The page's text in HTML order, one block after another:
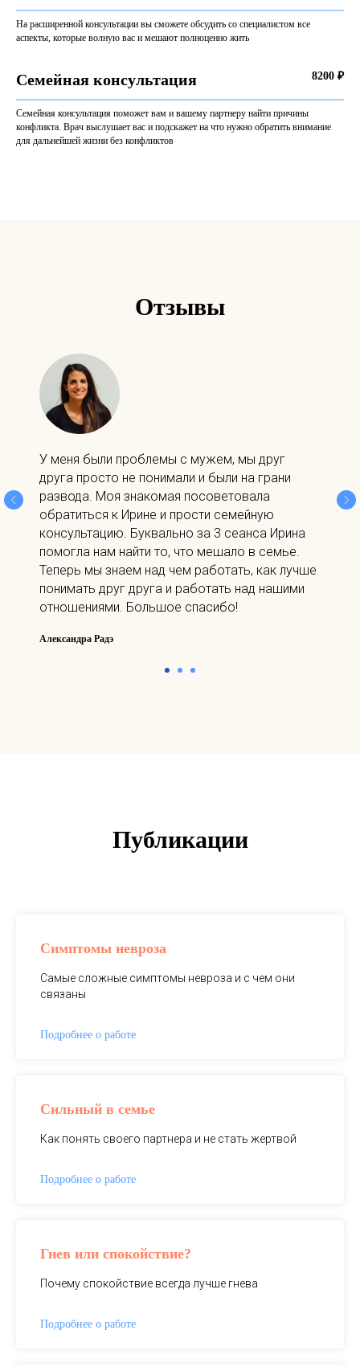
На расширенной консультации вы сможете обсудить со специалистом все
аспекты, которые волную вас и мешают полноценно жить
Семейная консультация 8200 ₽
Семейная консультация поможет вам и вашему партнеру найти причины
конфликта. Врач выслушает вас и подскажет на что нужно обратить внимание
для дальнейшей жизни без конфликтов
Отзывы
У меня были проблемы с мужем, мы друг
друга просто не понимали и были на грани
развода. Моя знакомая посоветовала
обратиться к Ирине и прости семейную
консультацию. Буквально за 3 сеанса Ирина
помогла нам найти то, что мешало в семье.
Теперь мы знаем над чем работать, как лучше
понимать друг друга и работать над нашими
отношениями. Большое спасибо!
Александра Радэ
Публикации
Симптомы невроза
Самые сложные симптомы невроза и с чем они
связаны
Подробнее о работе
Сильный в семье
Как понять своего партнера и не стать жертвой
Подробнее о работе
Гнев или спокойствие?
Почему спокойствие всегда лучше гнева
Подробнее о работе